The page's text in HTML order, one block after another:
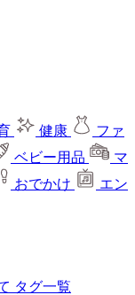
健康
ファ
ベビー用品
マ
おでかけ
エン
タグ一覧